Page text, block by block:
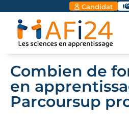
Candidat
Combien de
en
Parcoursup